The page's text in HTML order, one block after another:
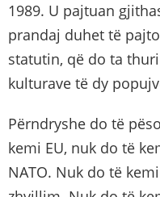
1989. U pajtuan
prandaj duhet të
statutin, që do ta
kulturave të dy
Përndryshe do të
kemi EU, nuk do të
NATO. Nuk do të